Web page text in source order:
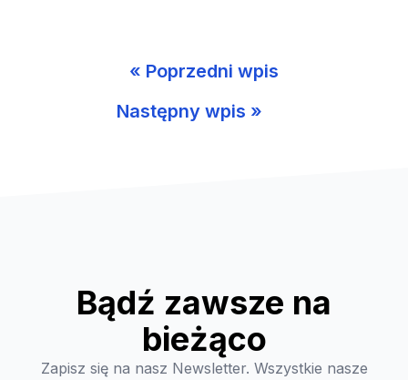
« Poprzedni wpis
Następny wpis »
Bądź zawsze na
bieżąco
Zapisz się na nasz Newsletter. Wszystkie nasze